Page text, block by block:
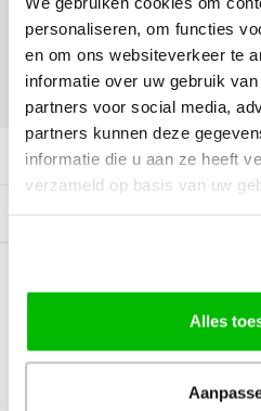
personaliseren, om functies
en om ons websiteverkeer te
informatie over uw gebruik
partners voor social media,
partners kunnen deze
informatie die u aan ze heeft
verzameld op basis van uw
Alles
Productomschrijving
0Reviews